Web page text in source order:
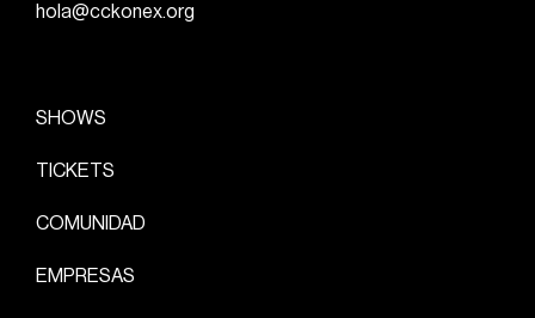
hola@cckonex.org
SHOWS
TICKETS
COMUNIDAD
EMPRESAS